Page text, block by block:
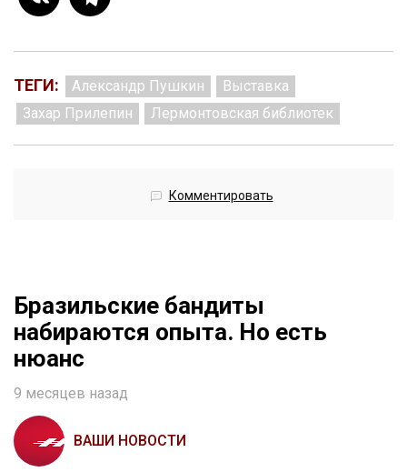
ТЕГИ: Александр Пушкин
Выставка
Захар Прилепин
Лермонтовская библиотек
Комментировать
Бразильские бандиты
набираются опыта. Но есть
нюанс
9 месяцев назад
ВАШИ НОВОСТИ